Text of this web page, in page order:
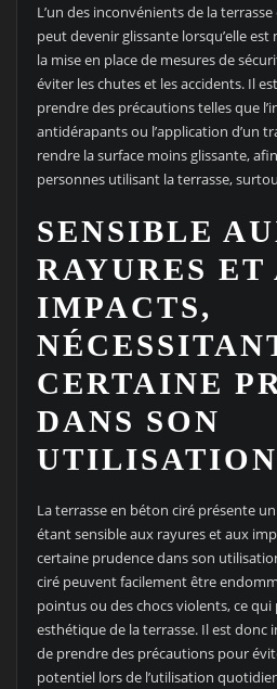
L’un des inconvénients de la
peut devenir glissante lorsqu’elle est
la mise en place de mesures de
éviter les chutes et les accidents. Il
prendre des précautions telles que
antidérapants ou l’application d’un
rendre la surface moins glissante,
personnes utilisant la terrasse,
SENSIBLE
RAYURES ET
IMPACTS,
CERTAINE
DANS SON
La terrasse en béton ciré présente
étant sensible aux rayures et aux
certaine prudence dans son
ciré peuvent facilement être
pointus ou des chocs violents, ce qui
esthétique de la terrasse. Il est
de prendre des précautions pour
potentiel lors de l’utilisation